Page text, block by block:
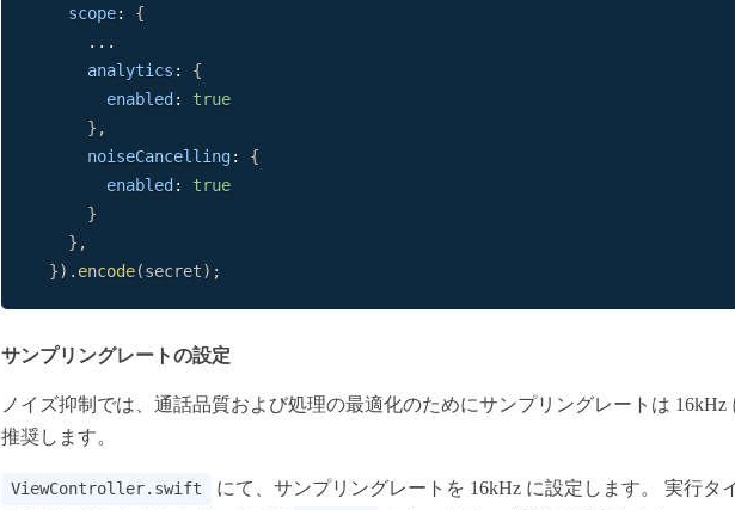
scope:
{
...
analytics :
{
enabled :
true
} ,
noiseCancelling:
{
enabled :
true
}
} ,
}) . encode(secret) ;
サンプリングレートの設定
ノイズ抑制では、通話品質および処理の最適化のためにサンプリングレートは 16kHz
推奨します。
ViewController.swift
にて、サンプリングレートを 16kHz に設定します。 実行タ